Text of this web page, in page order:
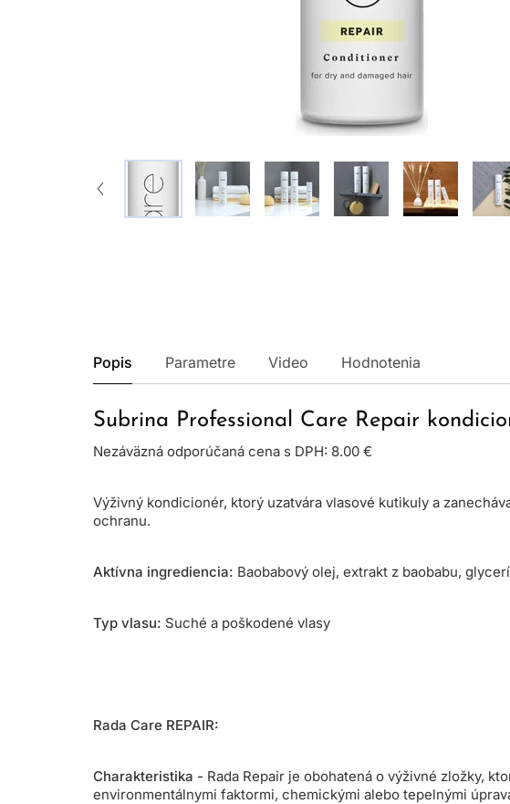
Popis Parametre Video Hodnotenia
Subrina Professional Care Repair
Nezáväzná odporúčaná cena s DPH: 8.00 €
Výživný kondicionér, ktorý uzatvára vlasové kutikuly a
ochranu.
Aktívna ingrediencia: Baobabový olej, extrakt z baobabu,
Typ vlasu: Suché a poškodené vlasy
Rada Care REPAIR:
Charakteristika - Rada Repair je obohatená o výživné zložky,
environmentálnymi faktormi, chemickými alebo tepelnými